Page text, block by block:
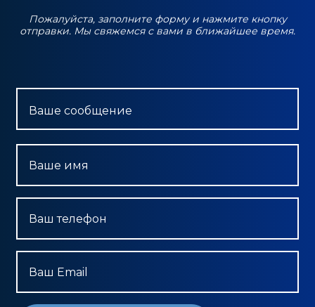
Пожалуйста, заполните форму и нажмите кнопку
отправки. Мы свяжемся с вами в ближайшее время.
Ваше сообщение
Ваше имя
Ваш телефон
Ваш Email